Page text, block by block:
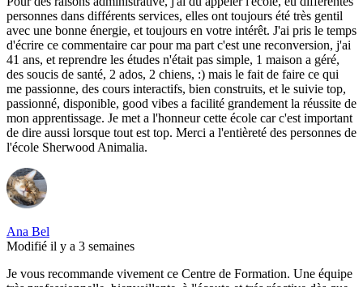
personnes dans différents services, elles ont toujours été très gentil
avec une bonne énergie, et toujours en votre intérêt. J'ai pris le temps
d'écrire ce commentaire car pour ma part c'est une reconversion, j'ai
41 ans, et reprendre les études n'était pas simple, 1 maison a géré,
des soucis de santé, 2 ados, 2 chiens, :) mais le fait de faire ce qui
me passionne, des cours interactifs, bien construits, et le suivie top,
passionné, disponible, good vibes a facilité grandement la réussite de
mon apprentissage. Je met a l'honneur cette école car c'est important
de dire aussi lorsque tout est top. Merci a l'entièreté des personnes de
l'école Sherwood Animalia.
Ana Bel
Modifié il y a 3 semaines
Je vous recommande vivement ce Centre de Formation. Une équipe